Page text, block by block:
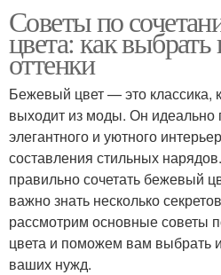
Советы по
цвета: как
оттенки
Бежевый цвет — это классика,
выходит из моды. Он идеально
элегантного и уютного
составления стильных
правильно сочетать бежевый
важно знать несколько
рассмотрим основные советы
цвета и поможем вам выбрать
ваших нужд.